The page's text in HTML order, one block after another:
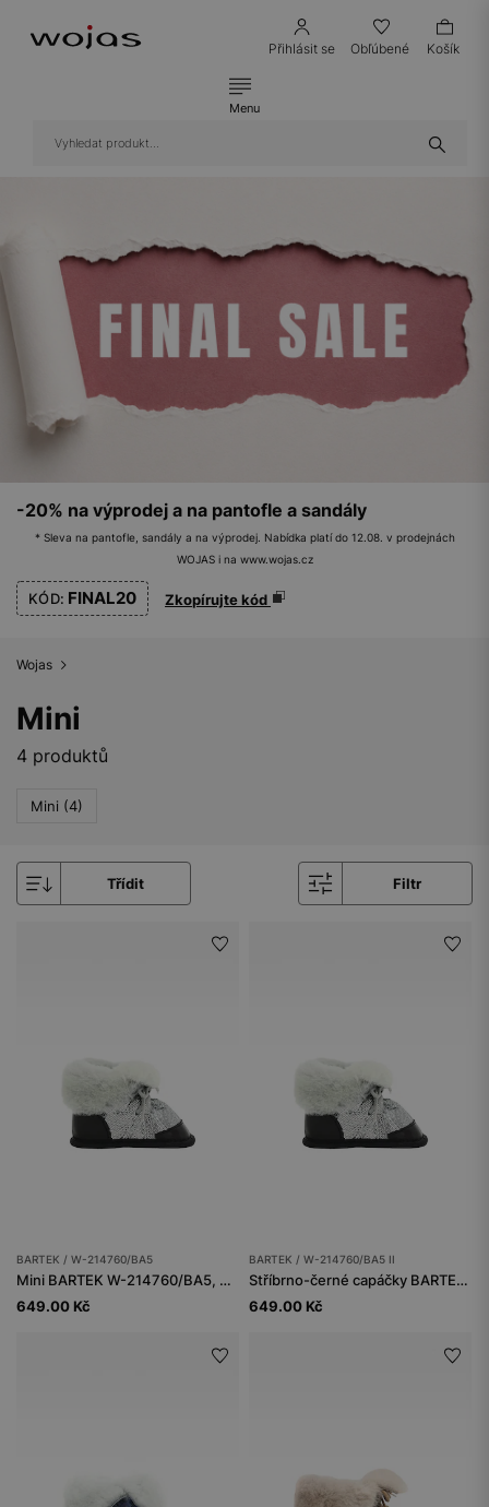
Přihlásit se Obľúbené Košík
Menu
-20% na výprodej a na pantofle a sandály
* Sleva na pantofle, sandály a na výprodej. Nabídka platí do 12.08. v prodejnách
WOJAS i na www.wojas.cz
KÓD: FINAL20 Zkopírujte kód
Wojas
Mini
4 produktů
Mini (4)
Třídit Filtr
BARTEK / W-214760/BA5
Mini BARTEK W-214760/BA5, pro dívky, černostříbrné
649.00 Kč
BARTEK / W-214760/BA5 II
Stříbrno-černé capáčky BARTEK s kožíškem W-214760/BA5 II
649.00 Kč